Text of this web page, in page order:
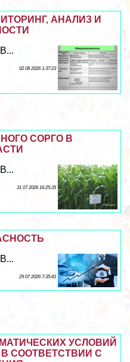
АНАЛИЗ И
02 08 2026 1:37:23
СОРГО В
31 07 2026 16:25:35
29 07 2026 7:35:41
УСЛОВИЙ
СООТВЕТСТВИИ С